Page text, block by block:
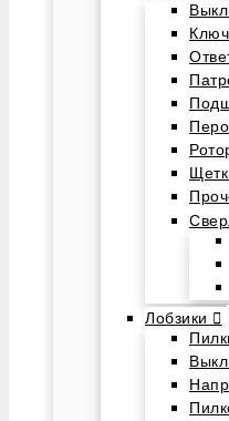
Лобзики